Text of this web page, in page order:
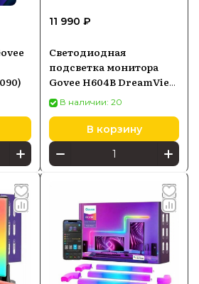
11 990 ₽
Светодиодная
подсветка монитора
Govee H604B DreamView
G1 RGBIC 24"- 32",
светодиодная лента,
Wi-Fi+Bluetooth
В наличии: 20
В корзину